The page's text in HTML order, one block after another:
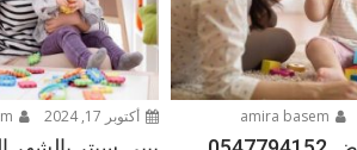
أكتوبر 17, 2024